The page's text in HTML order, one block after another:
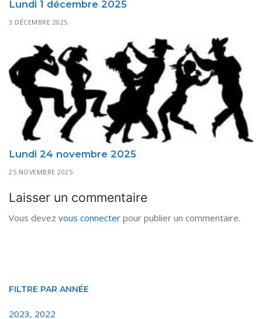
Lundi 1 décembre 2025
3 DÉCEMBRE 2025
Lundi 24 novembre 2025
25 NOVEMBRE 2025
Laisser un commentaire
Vous devez vous connecter pour publier un commentaire.
FILTRE PAR ANNÉE
2023, 2022